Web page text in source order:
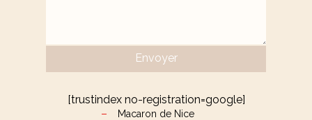
[trustindex no-registration=google]
Macaron de Nice